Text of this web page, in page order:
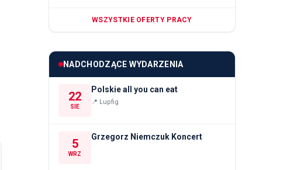
WSZYSTKIE OFERTY PRACY
NADCHODZĄCE WYDARZENIA
22
SIE
Polskie all you can eat
📍 Lupfig
5
WRZ
Grzegorz Niemczuk Koncert